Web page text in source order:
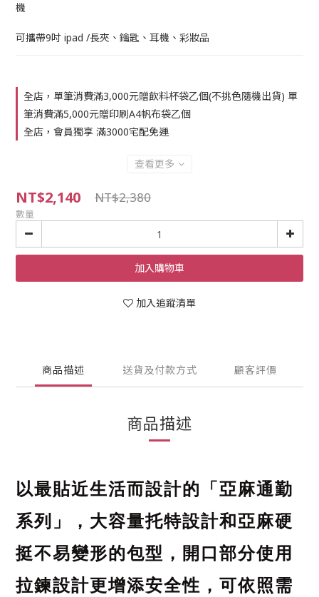
機
可攜帶9吋 ipad /長夾、鑰匙、耳機、彩妝品
全店，單筆消費滿3,000元贈飲料杯袋乙個(不挑色隨機出貨) 單
筆消費滿5,000元贈印刷A4帆布袋乙個
全店，會員獨享 滿3000宅配免運
查看更多
NT$2,140 NT$2,380
數量
加入購物車
加入追蹤清單
商品描述 送貨及付款方式 顧客評價
商品描述
以最貼近生活而設計的「亞麻通勤
系列」，大容量托特設計和亞麻硬
挺不易變形的包型，開口部分使用
拉鍊設計更增添安全性，可依照需